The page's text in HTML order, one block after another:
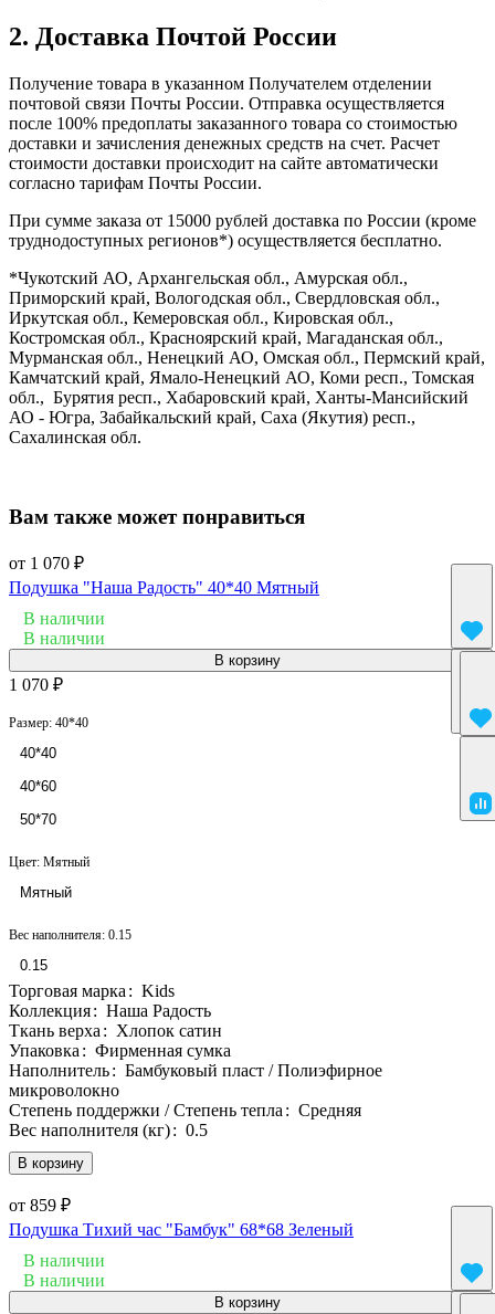
2. Доставка Почтой России
Получение товара в указанном Получателем отделении
почтовой связи Почты России. Отправка осуществляется
после 100% предоплаты заказанного товара со стоимостью
доставки и зачисления денежных средств на счет. Расчет
стоимости доставки происходит на сайте автоматически
согласно тарифам Почты России.
При сумме заказа от 15000 рублей доставка по России (кроме
труднодоступных регионов*) осуществляется бесплатно.
*Чукотский АО, Архангельская обл., Амурская обл.,
Приморский край, Вологодская обл., Свердловская обл.,
Иркутская обл., Кемеровская обл., Кировская обл.,
Костромская обл., Красноярский край, Магаданская обл.,
Мурманская обл., Ненецкий АО, Омская обл., Пермский край,
Камчатский край, Ямало-Ненецкий АО, Коми респ., Томская
обл., Бурятия респ., Хабаровский край, Ханты-Мансийский
АО - Югра, Забайкальский край, Саха (Якутия) респ.,
Сахалинская обл.
Вам также может понравиться
от 1 070 ₽
Подушка "Наша Радость" 40*40 Мятный
В наличии
В корзину
В наличии
В корзину
1 070 ₽
Размер: 40*40
40*40
40*60
50*70
Цвет: Мятный
Мятный
Вес наполнителя: 0.15
0.15
Торговая марка : Kids
Коллекция: Наша Радость
Ткань верха : Хлопок сатин
Упаковка : Фирменная сумка
Наполнитель: Бамбуковый пласт / Полиэфирное
микроволокно
Степень поддержки / Степень тепла : Средняя
Вес наполнителя (кг): 0.5
от 859 ₽
Подушка Тихий час "Бамбук" 68*68 Зеленый
В наличии
В наличии
В корзину